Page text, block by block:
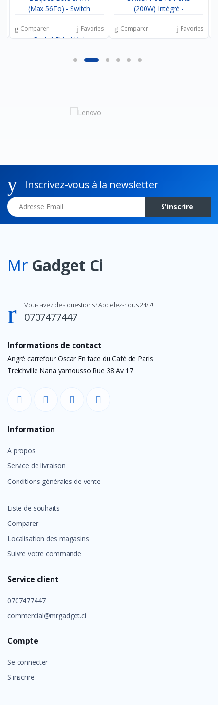
Comparer Favories Comparer Favories
Inscrivez-vous à la newsletter
Adresse Email
S'inscrire
Mr Gadget Ci
Vous avez des questions? Appelez-nous 24/7!
0707477447
Informations de contact
Angré carrefour Oscar En face du Café de Paris
Treichville Nana yamousso Rue 38 Av 17
Information
A propos
Service de livraison
Conditions générales de vente
Liste de souhaits
Comparer
Localisation des magasins
Suivre votre commande
Service client
0707477447
commercial@mrgadget.ci
Compte
Se connecter
S'inscrire